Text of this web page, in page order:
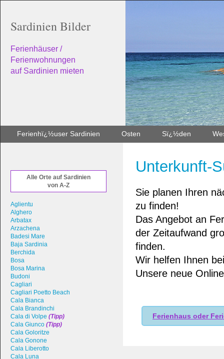
Sardinien Bilder
Ferienhäuser /
Ferienwohnungen
auf Sardinien mieten
Ferienhï¿½user Sardinien Osten Sï¿½den
Alle Orte auf Sardinien
von A-Z
Aglientu
Alghero
Arbatax
Arzachena
Badesi Mare
Baja Sardinia
Berchida
Bosa
Bosa Marina
Budoni
Cagliari
Cagliari Poetto Beach
Cala Bianca
Cala Brandinchi
Cala di Volpe (Tipp)
Cala Giunco (Tipp)
Cala Goloritze
Cala Gonone
Cala Liberotto
Cala Luna
Unterkunft-
Sie planen Ihren
zu finden!
Das Angebot an
der Zeitaufwand
finden.
Wir helfen Ihnen
Unsere neue
Ferienhaus oder